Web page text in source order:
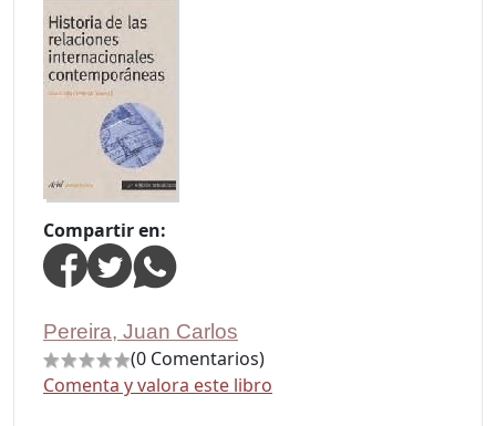
Compartir en:
Pereira, Juan Carlos
(0 Comentarios)
Comenta y valora este libro